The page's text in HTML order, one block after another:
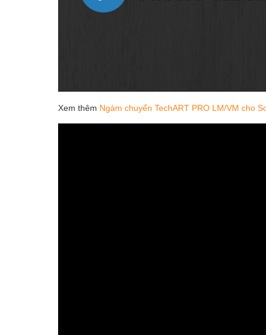
Xem thêm Ngàm chuyển TechART PRO LM/VM cho